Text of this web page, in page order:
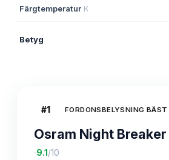
Färgtemperatur K
Betyg
#1 FORDONSBELYSNING
Osram Night
·9.1 /10